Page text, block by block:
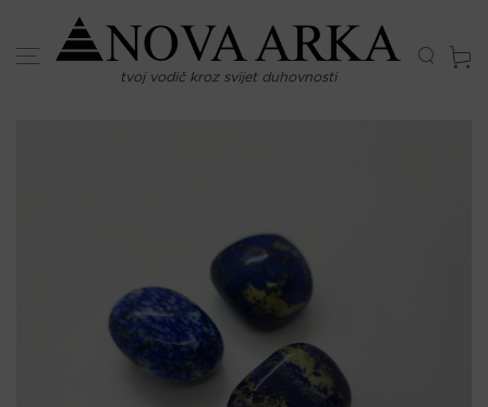
content
tvoj vodič kroz svijet duhovnosti